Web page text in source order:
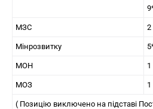
МЗС 2
Мінрозвитку
МОН 1
МОЗ 1
( Позицію виключено на підставі